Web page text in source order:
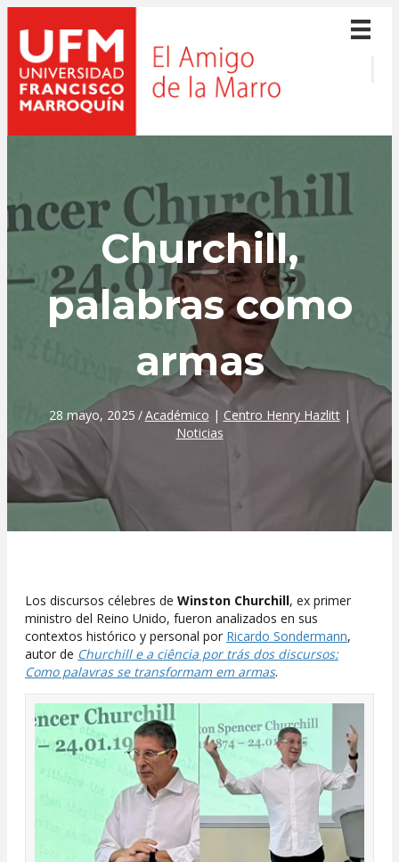
Churchill,
palabras como
armas
28 mayo, 2025 /Académico | Centro Henry Hazlitt|
Noticias
Los discursos célebres de Winston Churchill, ex primer
ministro del Reino Unido, fueron analizados en sus
contextos histórico y personal por Ricardo Sondermann,
autor de Churchill e a ciência por trás dos discursos:
Como palavras se transformam em armas.